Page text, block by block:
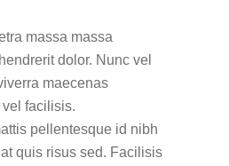
massa massa
dolor. Nunc vel
maecenas
facilisis.
pellentesque id nibh
quis risus sed. Facilisis